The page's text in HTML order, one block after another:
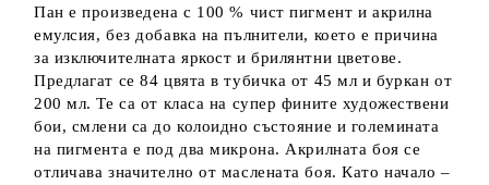
Пан е произведена с 100 % чист пигмент и акрилна
емулсия, без добавка на пълнители, което е причина
за изключителната яркост и брилянтни цветове.
Предлагат се 84 цвята в тубичка от 45 мл и буркан от
200 мл. Те са от класа на супер фините художествени
бои, смлени са до колоидно състояние и големината
на пигмента е под два микрона. Акрилната боя се
отличава значително от маслената боя. Като начало –